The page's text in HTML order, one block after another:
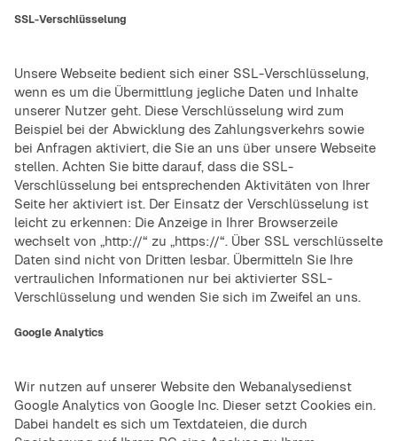
SSL-Verschlüsselung
Unsere Webseite bedient sich einer SSL-Verschlüsselung,
wenn es um die Übermittlung jegliche Daten und Inhalte
unserer Nutzer geht. Diese Verschlüsselung wird zum
Beispiel bei der Abwicklung des Zahlungsverkehrs sowie
bei Anfragen aktiviert, die Sie an uns über unsere Webseite
stellen. Achten Sie bitte darauf, dass die SSL-
Verschlüsselung bei entsprechenden Aktivitäten von Ihrer
Seite her aktiviert ist. Der Einsatz der Verschlüsselung ist
leicht zu erkennen: Die Anzeige in Ihrer Browserzeile
wechselt von „http://“ zu „https://“. Über SSL verschlüsselte
Daten sind nicht von Dritten lesbar. Übermitteln Sie Ihre
vertraulichen Informationen nur bei aktivierter SSL-
Verschlüsselung und wenden Sie sich im Zweifel an uns.
Google Analytics
Wir nutzen auf unserer Website den Webanalysedienst
Google Analytics von Google Inc. Dieser setzt Cookies ein.
Dabei handelt es sich um Textdateien, die durch